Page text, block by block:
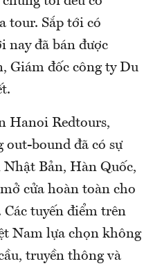
tour. Sắp tới có
nay đã bán được
Giám đốc công ty Du
Hanoi Redtours,
bound đã có sự
Bản, Hàn Quốc,
cửa hoàn toàn cho
tuyến điểm trên
Nam lựa chọn không
truyền thông và